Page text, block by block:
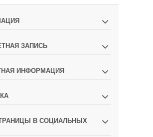
ЗАПИСЬ
ИНФОРМАЦИЯ
В СОЦИАЛЬНЫХ